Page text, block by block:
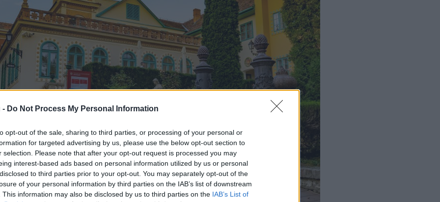
- Do Not Process My Personal Information
opt-out of the sale, sharing to third parties, or processing of your personal or
for targeted advertising by us, please use the below opt-out section to
selection. Please note that after your opt-out request is processed you may
interest-based ads based on personal information utilized by us or personal
to third parties prior to your opt-out. You may separately opt-out of the
of your personal information by third parties on the IAB’s list of downstream
This information may also be disclosed by us to third parties on the IAB’s List of